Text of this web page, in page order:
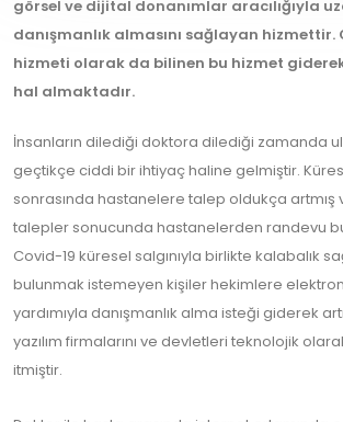
görsel ve dijital donanımlar aracılığıyla
danışmanlık almasını sağlayan hizmettir.
hizmeti olarak da bilinen bu hizmet
hal almaktadır.
İnsanların dilediği doktora dilediği zamanda
geçtikçe ciddi bir ihtiyaç haline gelmiştir.
sonrasında hastanelere talep oldukça artmış
talepler sonucunda hastanelerden randevu
Covid-19 küresel salgınıyla birlikte kalabalık
bulunmak istemeyen kişiler hekimlere
yardımıyla danışmanlık alma isteği giderek
yazılım firmalarını ve devletleri teknolojik
itmiştir.